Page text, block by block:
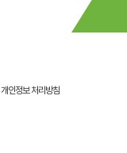
개인정보 처리방침